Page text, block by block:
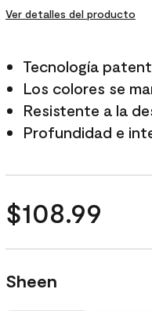
Ver detalles del producto
Tecnología
Los colores se
Resistente a la
Profundidad e
$108.99
Sheen